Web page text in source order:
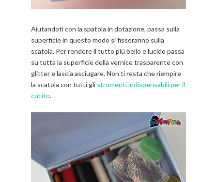
Aiutandoti con la spatola in dotazione, passa sulla
superficie in questo modo si fisseranno sulla
scatola. Per rendere il tutto più bello e lucido passa
su tutta la superficie della vernice trasparente con
glitter e lascia asciugare. Non ti resta che riempire
la scatola con tutti gli strumenti indispensabili per il
cucito.